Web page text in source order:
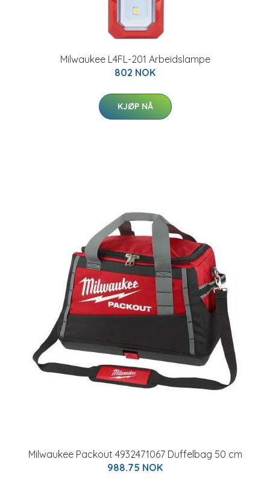
Milwaukee L4FL-201 Arbeidslampe
802 NOK
KJØP NÅ
Milwaukee Packout 4932471067 Duffelbag 50 cm
988.75 NOK